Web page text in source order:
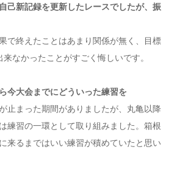
己新記録を更新したレースでしたが、振
で終えたことはあまり関係が無く、目標
なかったことがすごく悔しいです。
今大会までにどういった練習を
止まった期間がありましたが、丸亀以降
練習の一環として取り組みました。箱根
来るまではいい練習が積めていたと思い